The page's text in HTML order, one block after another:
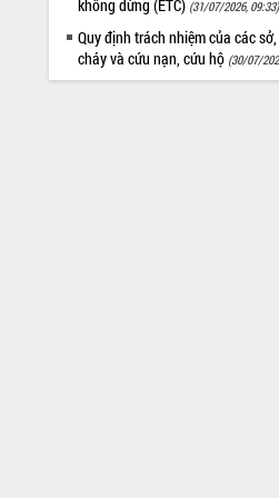
không dừng (ETC) (31/07/2026, 09:33)
Quy định trách nhiệm của các
cháy và cứu nạn, cứu hộ (30/07/